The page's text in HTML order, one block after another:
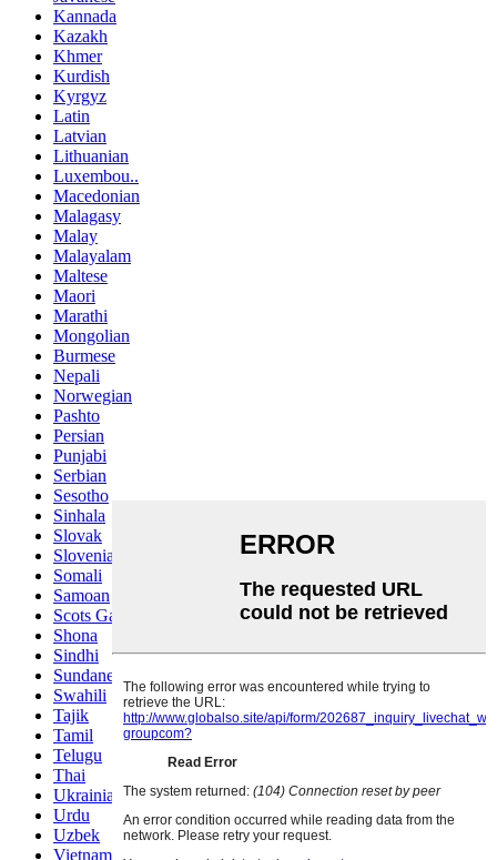
Kannada
Kazakh
Khmer
Kurdish
Kyrgyz
Latin
Latvian
Lithuanian
Luxembou..
Macedonian
Malagasy
Malay
Malayalam
Maltese
Maori
Marathi
Mongolian
Burmese
Nepali
Norwegian
Pashto
Persian
Punjabi
Serbian
Sesotho
Sinhala
Slovak
Slovenian
Somali
Samoan
Scots Gaelic
Shona
Sindhi
Sundanese
Swahili
Tajik
Tamil
Telugu
Thai
Ukrainian
Urdu
Uzbek
Vietnamese